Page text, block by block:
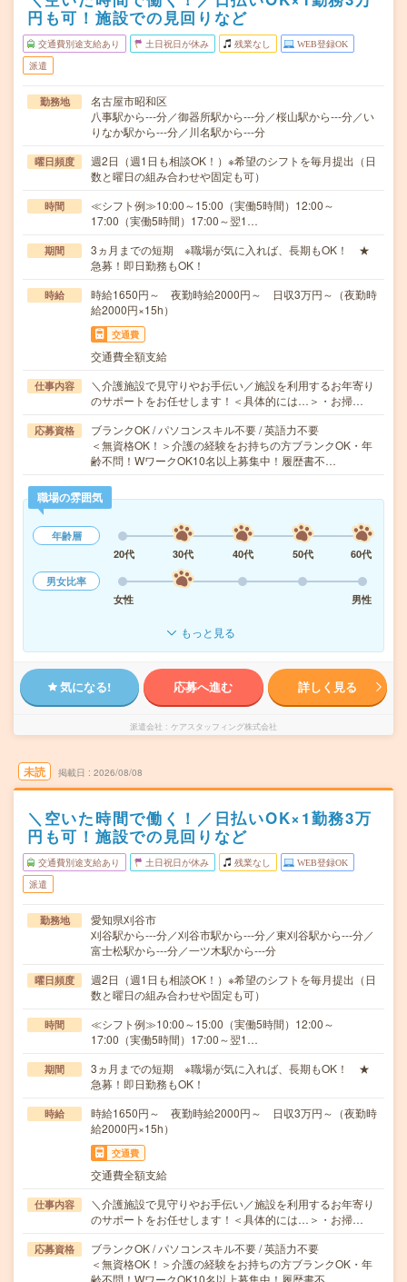
円も可！施設での見回りなど
交通費別途支給あり 土日祝日が休み 残業なし WEB登録OK
派遣
勤務地
名古屋市昭和区
八事駅から---分／御器所駅から---分／桜山駅から---分／い
りなか駅から---分／川名駅から---分
曜日頻度
週2日（週1日も相談OK！）※希望のシフトを毎月提出（日
数と曜日の組み合わせや固定も可）
時間
≪シフト例≫10:00～15:00（実働5時間）12:00～
17:00（実働5時間）17:00～翌1…
期間
3ヵ月までの短期 ※職場が気に入れば、長期もOK！ ★
急募！即日勤務もOK！
時給
時給1650円～ 夜勤時給2000円～ 日収3万円～（夜勤時
給2000円×15h）
交通費
交通費全額支給
仕事内容
＼介護施設で見守りやお手伝い／施設を利用するお年寄り
のサポートをお任せします！＜具体的には…＞・お掃…
応募資格
ブランクOK / パソコンスキル不要 / 英語力不要
＜無資格OK！＞介護の経験をお持ちの方ブランクOK・年
齢不問！WワークOK10名以上募集中！履歴書不…
職場の雰囲気
年齢層
20代
30代 40代 50代
60代
男女比率
女性
男性
もっと見る
気になる! 応募へ進む 詳しく見る
派遣会社 ケアスタッフィング株式会社
未読 掲載日 2026/08/08
＼空いた時間で働く！／日払いOK×1勤務3万
円も可！施設での見回りなど
交通費別途支給あり 土日祝日が休み 残業なし WEB登録OK
派遣
勤務地
愛知県刈谷市
刈谷駅から---分／刈谷市駅から---分／東刈谷駅から---分／
富士松駅から---分／一ツ木駅から---分
曜日頻度
週2日（週1日も相談OK！）※希望のシフトを毎月提出（日
数と曜日の組み合わせや固定も可）
時間
≪シフト例≫10:00～15:00（実働5時間）12:00～
17:00（実働5時間）17:00～翌1…
期間
3ヵ月までの短期 ※職場が気に入れば、長期もOK！ ★
急募！即日勤務もOK！
時給
時給1650円～ 夜勤時給2000円～ 日収3万円～（夜勤時
給2000円×15h）
交通費
交通費全額支給
仕事内容
＼介護施設で見守りやお手伝い／施設を利用するお年寄り
のサポートをお任せします！＜具体的には…＞・お掃…
応募資格
ブランクOK / パソコンスキル不要 / 英語力不要
＜無資格OK！＞介護の経験をお持ちの方ブランクOK・年
齢不問！WワークOK10名以上募集中！履歴書不…